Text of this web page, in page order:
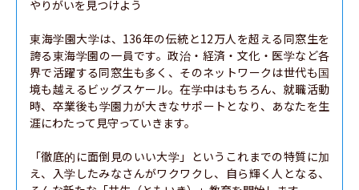
やりがいを見つけよう
東海学園大学は、136年の伝統と12万人を超える同窓生を
誇る東海学園の一員です。政治・経済・文化・医学など各
界で活躍する同窓生も多く、そのネットワークは世代も国
境も越えるビッグスケール。在学中はもちろん、就職活動
時、卒業後も学園力が大きなサポートとなり、あなたを生
涯にわたって見守っていきます。
「徹底的に面倒見のいい大学」というこれまでの特質に加
え、入学したみなさんがワクワクし、自ら輝く人となる、